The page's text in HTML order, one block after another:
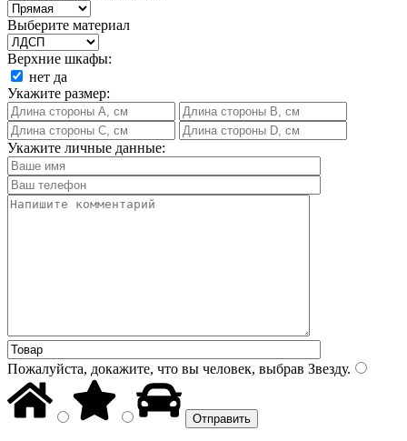
Выберите материал
Верхние шкафы:
нет да
Укажите размер:
Укажите личные данные:
Пожалуйста, докажите, что вы человек, выбрав Звезду.